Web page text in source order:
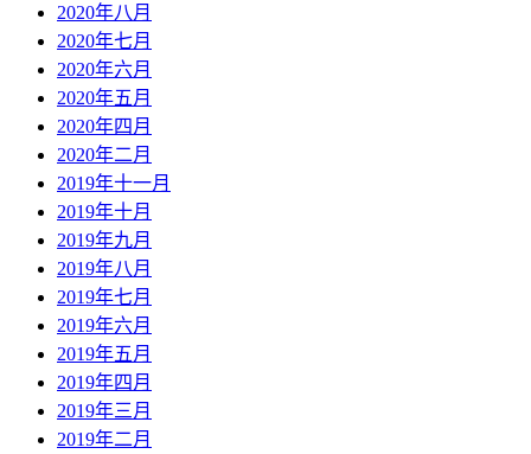
2020年八月
2020年七月
2020年六月
2020年五月
2020年四月
2020年二月
2019年十一月
2019年十月
2019年九月
2019年八月
2019年七月
2019年六月
2019年五月
2019年四月
2019年三月
2019年二月